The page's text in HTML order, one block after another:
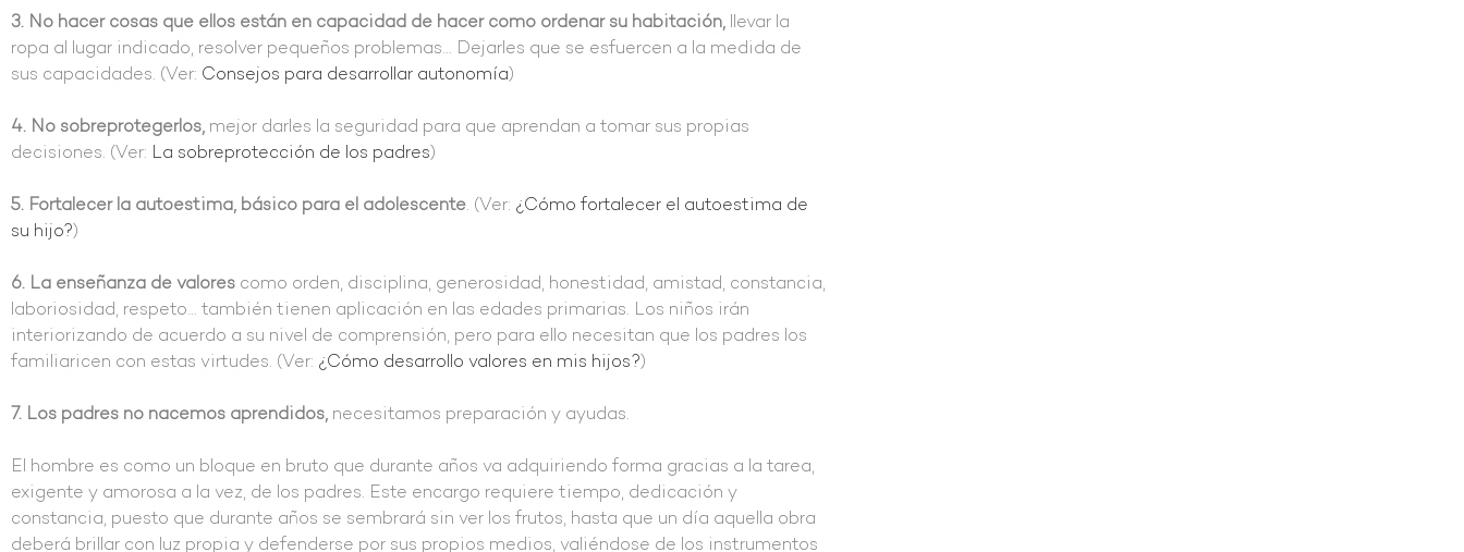
3. No hacer cosas que ellos están en capacidad de hacer como ordenar su habitación, llevar la
ropa al lugar indicado, resolver pequeños problemas… Dejarles que se esfuercen a la medida de
sus capacidades. (Ver: Consejos para desarrollar autonomía)
4. No sobreprotegerlos, mejor darles la seguridad para que aprendan a tomar sus propias
decisiones. (Ver: La sobreprotección de los padres)
5. Fortalecer la autoestima, básico para el adolescente. (Ver: ¿Cómo fortalecer el autoestima de
su hijo?)
6. La enseñanza de valores como orden, disciplina, generosidad, honestidad, amistad, constancia,
laboriosidad, respeto… también tienen aplicación en las edades primarias. Los niños irán
interiorizando de acuerdo a su nivel de comprensión, pero para ello necesitan que los padres los
familiaricen con estas virtudes. (Ver: ¿Cómo desarrollo valores en mis hijos?)
7. Los padres no nacemos aprendidos, necesitamos preparación y ayudas.
El hombre es como un bloque en bruto que durante años va adquiriendo forma gracias a la tarea,
exigente y amorosa a la vez, de los padres. Este encargo requiere tiempo, dedicación y
constancia, puesto que durante años se sembrará sin ver los frutos, hasta que un día aquella obra
deberá brillar con luz propia y defenderse por sus propios medios, valiéndose de los instrumentos